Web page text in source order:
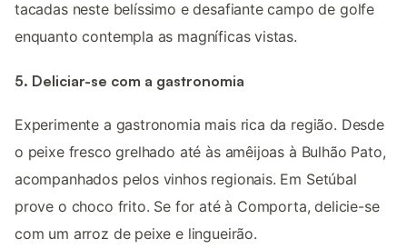
tacadas neste belíssimo e desafiante campo de golfe
enquanto contempla as magníficas vistas.
5. Deliciar-se com a gastronomia
Experimente a gastronomia mais rica da região. Desde
o peixe fresco grelhado até às amêijoas à Bulhão Pato,
acompanhados pelos vinhos regionais. Em Setúbal
prove o choco frito. Se for até à Comporta, delicie-se
com um arroz de peixe e lingueirão.